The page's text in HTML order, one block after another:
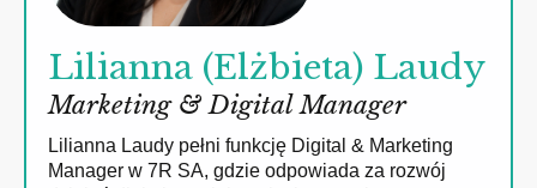
Lilianna (Elżbieta) Laudy
Marketing & Digital Manager
Lilianna Laudy pełni funkcję Digital & Marketing
Manager w 7R SA, gdzie odpowiada za rozwój